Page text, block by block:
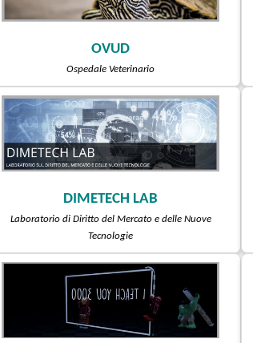
OVUD
Ospedale Veterinario
DIMETECH LAB
Laboratorio di Diritto del Mercato e delle Nuove
Tecnologie